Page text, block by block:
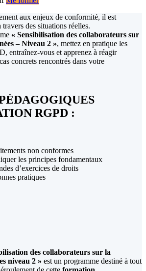
aux enjeux de conformité, il est
travers des situations réelles.
« Sensibilisation des collaborateurs sur
– Niveau 2 », mettez en pratique les
entraînez-vous et apprenez à réagir
concrets rencontrés dans votre
RGPD :
non conformes
les principes fondamentaux
d’exercices de droits
pratiques
des collaborateurs sur la
niveau 2 » est un programme destiné à tout